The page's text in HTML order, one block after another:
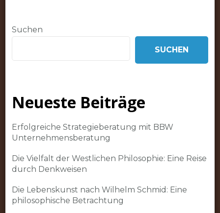
Suchen
SUCHEN
Neueste Beiträge
Erfolgreiche Strategieberatung mit BBW
Unternehmensberatung
Die Vielfalt der Westlichen Philosophie: Eine Reise
durch Denkweisen
Die Lebenskunst nach Wilhelm Schmid: Eine
philosophische Betrachtung